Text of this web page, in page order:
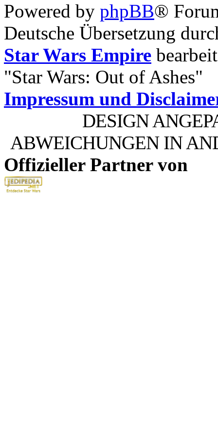
Powered by phpBB®
Deutsche Übersetzung
Star Wars Empire
"Star Wars: Out of Ashes"
Impressum und
DESIGN
ABWEICHUNGEN IN
Offizieller Partner von